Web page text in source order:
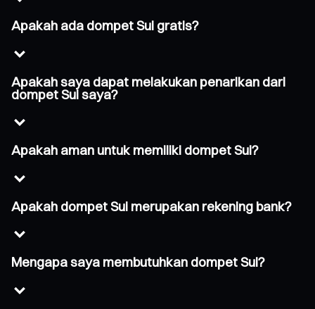
Apakah ada dompet Sui gratis?
Apakah saya dapat melakukan penarikan dari
dompet Sui saya?
Apakah aman untuk memiliki dompet Sui?
Apakah dompet Sui merupakan rekening bank?
Mengapa saya membutuhkan dompet Sui?